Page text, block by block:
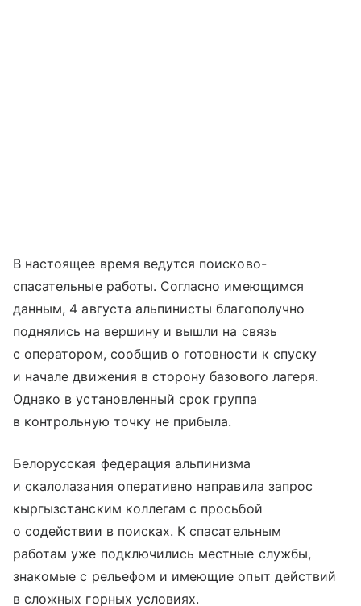
В настоящее время ведутся поисково-
спасательные работы. Согласно имеющимся
данным, 4 августа альпинисты благополучно
поднялись на вершину и вышли на связь
с оператором, сообщив о готовности к спуску
и начале движения в сторону базового лагеря.
Однако в установленный срок группа
в контрольную точку не прибыла.
Белорусская федерация альпинизма
и скалолазания оперативно направила запрос
кыргызстанским коллегам с просьбой
о содействии в поисках. К спасательным
работам уже подключились местные службы,
знакомые с рельефом и имеющие опыт действий
в сложных горных условиях.